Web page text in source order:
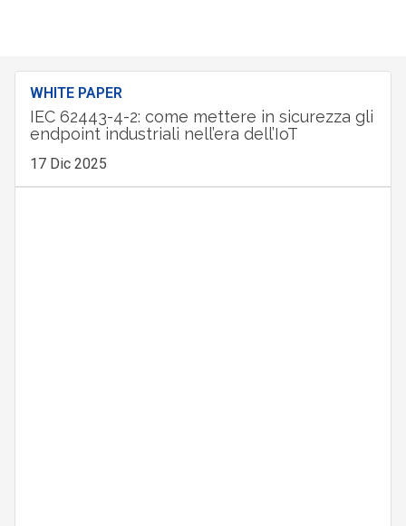
WHITE PAPER
IEC 62443-4-2: come mettere in sicurezza gli
endpoint industriali nell’era dell’IoT
17 Dic 2025